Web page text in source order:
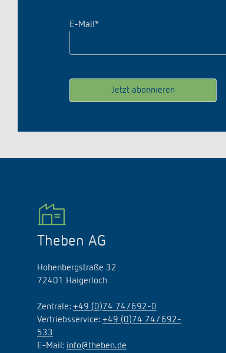
E-Mail *
Theben AG
Hohenbergstraße 32
72401 Haigerloch
Zentrale: +49 (0)74 74/692-0
Vertriebsservice: +49 (0)74 74/ 692-
533
E-Mail: info@theben.de